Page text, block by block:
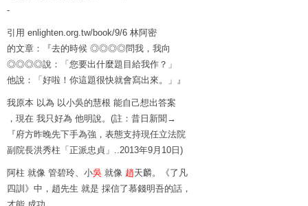
-
引用 enlighten.org.tw/book/9/6 林阿密
的文章：『去的時候 ◎◎◎◎問我，我向
◎◎◎◎說：「您要出什麼題目給我作？」
他說：「好啦！你這題很快就會寫出來。」』
我原本 以為 以小吳的慧根 能自己想出答案
，現在 我只好為 他明說。(註：昔日新聞→
『府方昨晚先下手為強，表態支持現任立法院
副院長洪秀柱「正派忠貞」..2013年9月10日)
阿柱 就像 管碧玲、小吳 就像 趙天麟。《了凡
四訓》中，趙先生 就是 採信了慕錢明吾的話，